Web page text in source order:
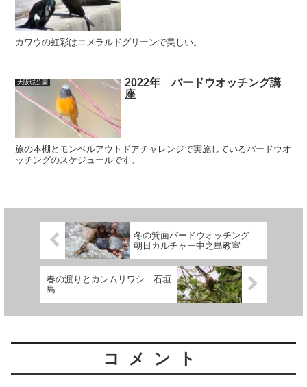
カワウの虹彩はエメラルドグリーンで美しい。
大阪城公園
2022年 バードウオッチング講
座
旅の本棚とモンベルアウトドアチャレンジで実施しているバードウオ
ッチングのスケジュールです。
冬の箕面バードウオッチング
朝日カルチャー中之島教室
春の渡りとカンムリワシ 石垣
島
コメント